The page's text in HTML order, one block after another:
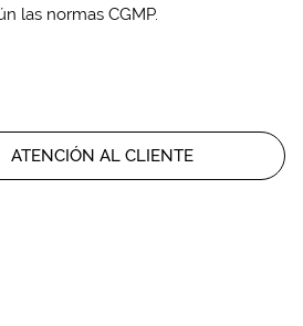
las normas CGMP.
ATENCIÓN AL CLIENTE